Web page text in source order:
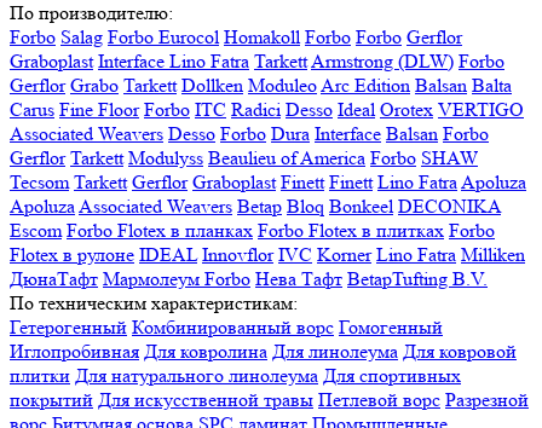
По производителю:
Forbo Salag Forbo Eurocol Homakoll Forbo Forbo Gerflor
Graboplast Interface Lino Fatra TarkettArmstrong (DLW) Forbo
Gerflor Grabo Tarkett Dollken ModuleoArc Edition Balsan Balta
Carus Fine Floor Forbo ITC Radici Desso Ideal Orotex VERTIGO
Associated Weavers Desso Forbo Dura Interface Balsan Forbo
Gerflor Tarkett Modulyss Beaulieu of America Forbo SHAW
Tecsom Tarkett Gerflor Graboplast Finett Finett Lino FatraApoluza
ApoluzaAssociated Weavers Betap Bloq Bonkeel DECONIKA
Escom Forbo Flotex в планках Forbo Flotex в плитках Forbo
Flotex в рулоне IDEAL Innovflor IVC Korner Lino Fatra Milliken
ДюнаТафт Мармолеум Forbo Нева Тафт BetapTufting B.V.
По техническим характеристикам:
Гетерогенный Комбинированный ворс Гомогенный
Иглопробивная Для ковролина Для линолеума Для ковровой
плитки Для натурального линолеума Для спортивных
покрытий Для искусственной травы Петлевой ворс Разрезной